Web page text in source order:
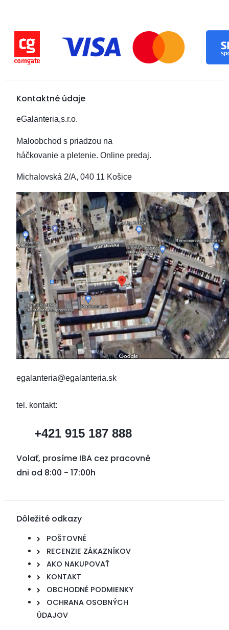
Kontaktné údaje
eGalanteria,s.r.o.
Maloobchod s priadzou na
háčkovanie a pletenie. Online predaj.
Michalovská 2/A, 040 11 Košice
egalanteria@egalanteria.sk
tel. kontakt:
+421 915 187 888
Volať, prosíme IBA cez pracovné
dni od 8:00 - 17:00h
Dôležité odkazy
POŠTOVNÉ
RECENZIE ZÁKAZNÍKOV
AKO NAKUPOVAŤ
KONTAKT
OBCHODNÉ PODMIENKY
OCHRANA OSOBNÝCH
ÚDAJOV